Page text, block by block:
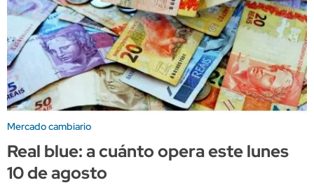
Mercado cambiario
Real blue: a cuánto opera este lunes
10 de agosto